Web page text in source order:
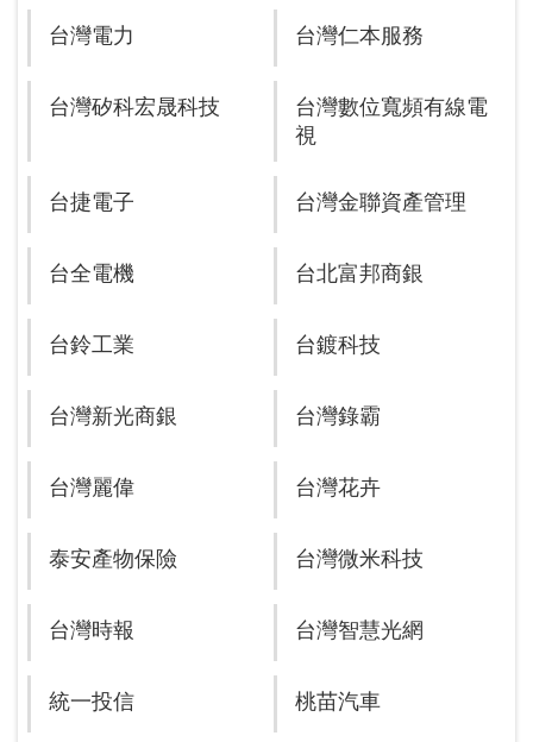
台灣電力 台灣仁本服務
台灣矽科宏晟科技
台灣數位寬頻有線電
視
台捷電子 台灣金聯資產管理
台全電機 台北富邦商銀
台鈴工業 台鍍科技
台灣新光商銀 台灣錄霸
台灣麗偉 台灣花卉
泰安產物保險 台灣微米科技
台灣時報 台灣智慧光網
統一投信 桃苗汽車